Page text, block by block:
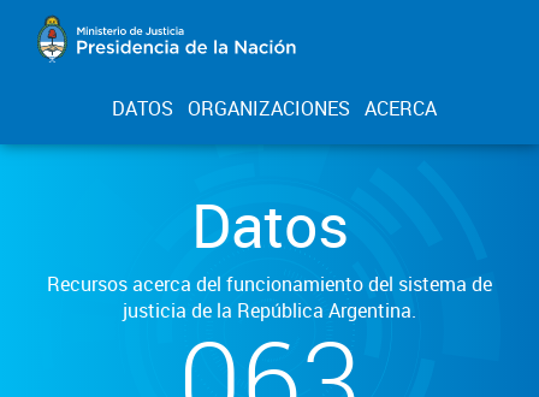
DATOS ORGANIZACIONES ACERCA
Datos
Recursos acerca del funcionamiento del sistema de
justicia de la República Argentina.